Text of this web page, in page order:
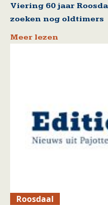
Viering 60 jaar
zoeken nog oldtimers
Meer lezen
Roosdaal